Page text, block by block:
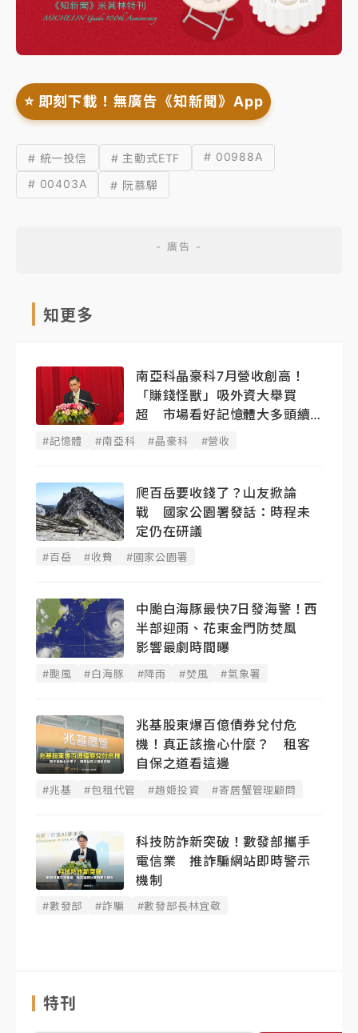
⭐️ 即刻下載！無廣告《知新聞》App
# 統一投信 # 主動式ETF
# 00988A
# 00403A
# 阮慕驊
知更多
南亞科晶豪科7月營收創高！
「賺錢怪獸」吸外資大舉買
超 市場看好記憶體大多頭續
#記憶體 #南亞科 #晶豪科 #營收
爬百岳要收錢了？山友掀論
戰 國家公園署發話：時程未
定仍在研議
#百岳 #收費 #國家公園署
中颱白海豚最快7日發海警！西
半部迎雨、花東金門防焚風
影響最劇時間曝
#颱風 #白海豚 #降雨 #焚風 #氣象署
兆基股東爆百億債券兌付危
機！真正該擔心什麼？ 租客
自保之道看這邊
#兆基 #包租代管 #趙姬投資 #寄居蟹管理顧問
科技防詐新突破！數發部攜手
電信業 推詐騙網站即時警示
機制
#數發部 #詐騙 #數發部長林宜敬
特刊